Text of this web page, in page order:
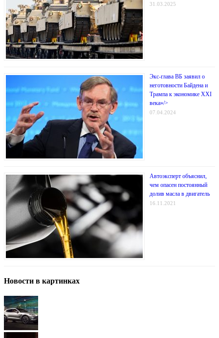
31.03.2025
Экс-глава ВБ заявил о
неготовности Байдена и
Трампа к экономике XXI
века»/>
07.04.2024
Автоэксперт объяснил,
чем опасен постоянный
долив масла в двигатель
16.11.2021
Новости в картинках